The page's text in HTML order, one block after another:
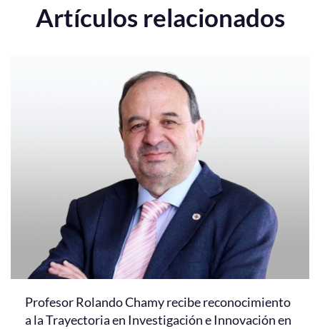
Artículos relacionados
Profesor Rolando Chamy recibe reconocimiento
a la Trayectoria en Investigación e Innovación en